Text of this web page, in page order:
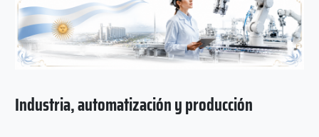
Industria, automatización y producción